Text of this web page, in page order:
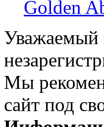
Golden
Уважаемый
Мы
сайт под